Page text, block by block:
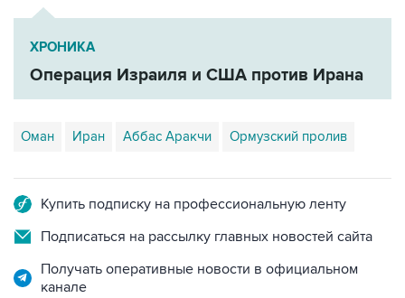
ХРОНИКА
Операция Израиля и США против Ирана
Оман Иран Аббас Аракчи Ормузский пролив
Купить подписку на профессиональную ленту
Подписаться на рассылку главных новостей сайта
Получать оперативные новости в официальном
канале